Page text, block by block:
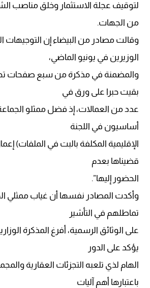
لتوقيف عجلة الاستثمار وخلق مناصب
من الجهات.
وقالت مصادر من البيضاء إن التوجيهات
الوزيرين في يونيو الماضي،
بقيت حبرا على ورق في
عدد من العمالات، إذ فضل ممثلو
أساسيون في اللجنة
الإقليمية المكلفة بالبت في الملفات)
قضيناها بعدم
الحضور إليها”.
وأكدت المصادر نفسها أن غياب ممثلي
تماطلهم في التأشير
على الوثائق الرسمية، أفرغ المذكرة
يؤكد على الدور
الهام لذي تلعبه التجزئات العقارية
باعتبارها أهم آليات